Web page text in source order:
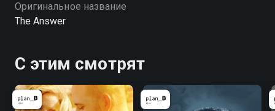
Оригинальное название
The Answer
С этим смотрят